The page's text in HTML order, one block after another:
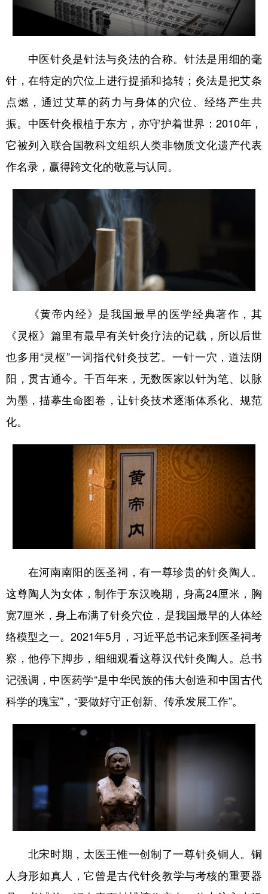
北京 天津 河北 山西
浙江 安徽 福建 江西
四川 贵州 云南 西藏
陕西 甘肃 青海
新疆 内蒙古 黑龙江
多语种频道
Español
Русский язык 日本語
Deutsch Português
中医针灸是针法与灸法的合称。针法是用细的毫
针，在特定的穴位上进行提插和捻转；灸法是把艾条
点燃，通过艾草的药力与身体的穴位、经络产生共
振。中医针灸根植于东方，亦守护着世界：2010年，
它被列入联合国教科文组织人类非物质文化遗产代表
作名录，赢得跨文化的敬意与认同。
《黄帝内经》是我国最早的医学经典著作，其
《灵枢》篇里有最早有关针灸疗法的记载，所以后世
也多用“灵枢”一词指代针灸技艺。一针一穴，道法阴
阳，贯古通今。千百年来，无数医家以针为笔、以脉
为墨，描摹生命图卷，让针灸技术逐渐体系化、规范
化。
在河南南阳的医圣祠，有一尊珍贵的针灸陶人。
这尊陶人为女体，制作于东汉晚期，身高24厘米，胸
宽7厘米，身上布满了针灸穴位，是我国最早的人体经
络模型之一。2021年5月，习近平总书记来到医圣祠考
察，他停下脚步，细细观看这尊汉代针灸陶人。总书
记强调，中医药学“是中华民族的伟大创造和中国古代
科学的瑰宝”，“要做好守正创新、传承发展工作”。
北宋时期，太医王惟一创制了一尊针灸铜人。铜
人身形如真人，它曾是古代针灸教学与考核的重要器